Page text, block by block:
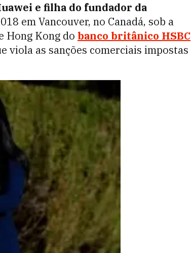
e filha do fundador da
em Vancouver, no Canadá, sob a
Hong Kong do banco britânico HSBC
viola as sanções comerciais impostas